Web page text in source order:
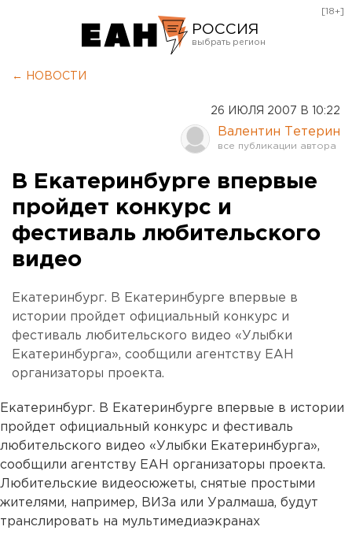
РОССИЯ
Курган
Оренбург
[18+]
← НОВОСТИ
26 ИЮЛЯ 2007 В 10:22
Валентин Тетерин
В Екатеринбурге впервые
пройдет конкурс и
фестиваль любительского
видео
Екатеринбург. В Екатеринбурге впервые в
истории пройдет официальный конкурс и
фестиваль любительского видео «Улыбки
Екатеринбурга», сообщили агентству ЕАН
организаторы проекта.
Екатеринбург. В Екатеринбурге впервые в истории
пройдет официальный конкурс и фестиваль
любительского видео «Улыбки Екатеринбурга»,
сообщили агентству ЕАН организаторы проекта.
Любительские видеосюжеты, снятые простыми
жителями, например, ВИЗа или Уралмаша, будут
транслировать на мультимедиаэкранах